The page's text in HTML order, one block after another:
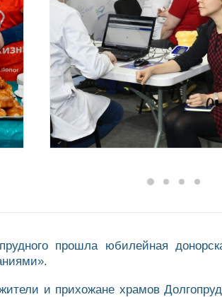
прошла юбилейная
и прихожане храмов